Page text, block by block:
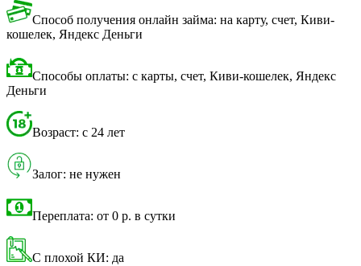
Способ получения онлайн займа: на карту, счет, Киви-
кошелек, Яндекс Деньги
Способы оплаты: с карты, счет, Киви-кошелек, Яндекс
Деньги
Возраст: с 24 лет
Залог: не нужен
Переплата: от 0 р. в сутки
С плохой КИ: да